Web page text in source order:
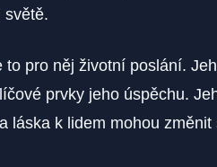
světě.
pro něj životní poslání.
prvky jeho úspěchu.
láska k lidem mohou změnit